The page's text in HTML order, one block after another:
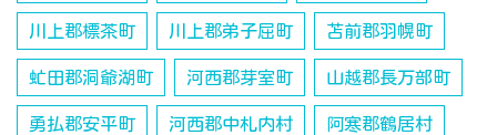
川上郡標茶町 川上郡弟子屈町 苫前郡羽幌町
虻田郡洞爺湖町 河西郡芽室町 山越郡長万部町
勇払郡安平町 河西郡中札内村 阿寒郡鶴居村